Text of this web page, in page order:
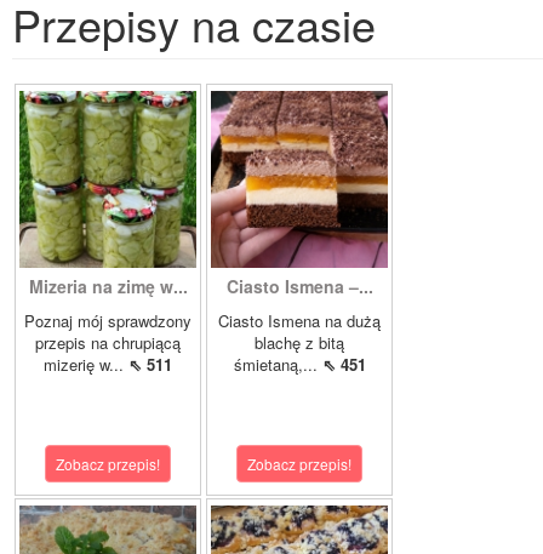
Przepisy na czasie
Mizeria na zimę w...
Poznaj mój sprawdzony
przepis na chrupiącą
mizerię w... ⇖ 511
Zobacz przepis!
Ciasto Ismena –...
Ciasto Ismena na dużą
blachę z bitą
śmietaną,... ⇖ 451
Zobacz przepis!